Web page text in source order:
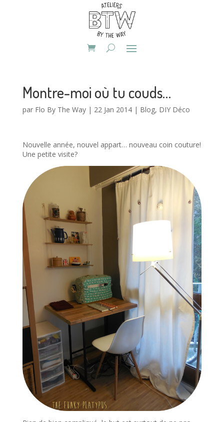
Montre-moi où tu couds…
par Flo By The Way| 22 Jan 2014| Blog, DIY Déco
Nouvelle année, nouvel appart… nouveau coin couture!
Une petite visite?